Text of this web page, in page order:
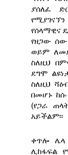
ያሰለፈ
የሚያገናኘን
የሰላማዊና
የዘጋው ሰው
ወይም
ስለዚህ
ደግሞ
ስለዚህ
በመሆኑ
(የጋራ
አይችልም፡፡
ቀጥሎ ሌላ
ሊከፋፍል